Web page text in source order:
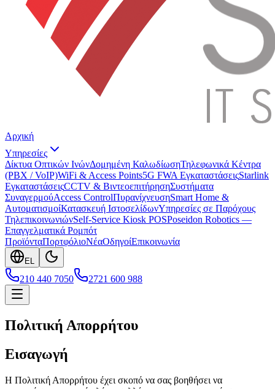
Αρχική
Υπηρεσίες
Δίκτυα Οπτικών ΙνώνΔομημένη ΚαλωδίωσηΤηλεφωνικά Κέντρα
(PBX / VoIP)WiFi & Access Points5G FWA ΕγκαταστάσειςStarlink
ΕγκαταστάσειςCCTV & ΒιντεοεπιτήρησηΣυστήματα
ΣυναγερμούAccess ControlΠυρανίχνευσηSmart Home &
ΑυτοματισμοίΚατασκευή ΙστοσελίδωνΥπηρεσίες σε Παρόχους
ΤηλεπικοινωνιώνSelf-Service Kiosk POSPoseidon Robotics —
Επαγγελματικά Ρομπότ
ΠροϊόνταΠορτφόλιοΝέαΟδηγοίΕπικοινωνία
EL
210 440 7050 2721 600 988
Πολιτική Απορρήτου
Εισαγωγή
Η Πολιτική Απορρήτου έχει σκοπό να σας βοηθήσει να